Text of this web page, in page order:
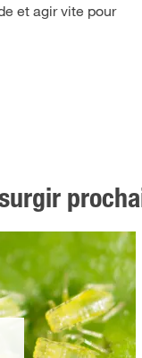
et agir vite pour